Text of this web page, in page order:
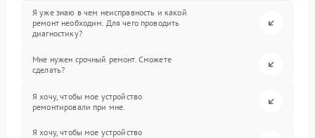
Я уже знаю в чем неисправность и какой
ремонт необходим. Для чего проводить
диагностику?
Мне нужен срочный ремонт. Сможете
сделать?
Я хочу, чтобы мое устройство
ремонтировали при мне.
Я хочу, чтобы мое устройство